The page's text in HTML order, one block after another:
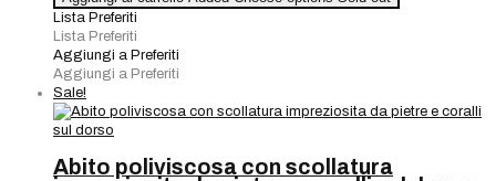
€180,00.€108,00.
Bordeaux
quantità
Lista Preferiti
Lista Preferiti
Aggiungi a Preferiti
Aggiungi a Preferiti
Sale!
Abito poliviscosa con scollatura